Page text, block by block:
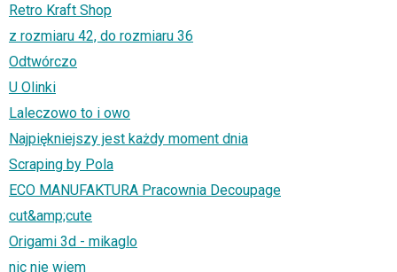
Retro Kraft Shop
z rozmiaru 42, do rozmiaru 36
Odtwórczo
U Olinki
Laleczowo to i owo
Najpiękniejszy jest każdy moment dnia
Scraping by Pola
ECO MANUFAKTURA Pracownia Decoupage
cut&amp;cute
Origami 3d - mikaglo
nic nie wiem